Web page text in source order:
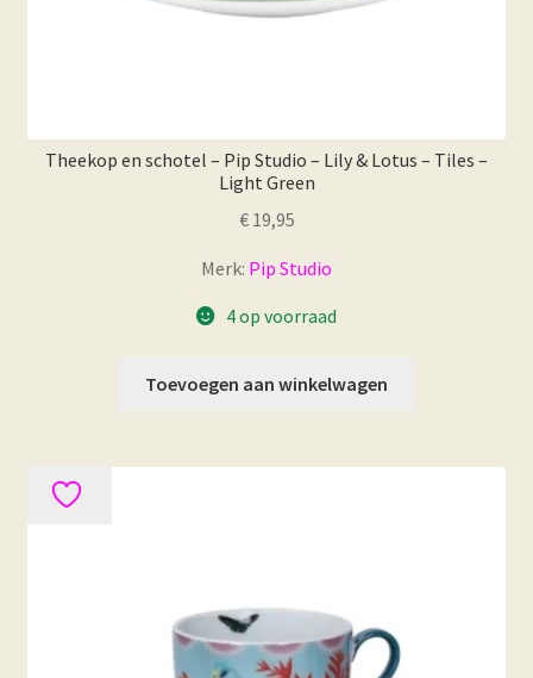
Theekop en schotel – Pip Studio – Lily & Lotus – Tiles –
Light Green
€19,95
Merk: Pip Studio
4 op voorraad
Toevoegen aan winkelwagen